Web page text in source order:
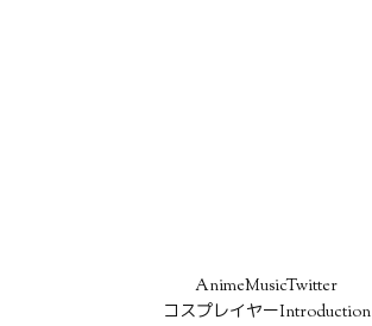
AnimeMusicTwitter
コスプレイヤーIntroduction